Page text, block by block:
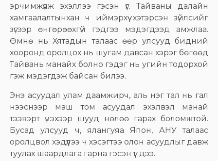
эрчимжүүлж эхэллээ гэсэн үг. Тайваны далайн
хамгаалалтынхан ч иймэрхүү хэтэрсэн зүйлсийг
зүгээр өнгөрөөхгүй гэдгээ мэдэгдээд амжлаа.
Өмнө нь Хятадын талаас өөр улсууд бидний
хооронд оролцох нь шугам давсан хэрэг бөгөөд
Тайвань манайх болно гэдэг нь угийн тодорхой
гэж мэдэгдэж байсан билээ.
Энэ асуудал улам даамжирч, аль нэг тал нь гал
нээснээр маш том асуудал эхэлвэл манай
тээвэрт үнэхээр шууд нөлөө гарах боломжтой.
Бусад улсууд ч, ялангуяа Япон, АНУ талаас
оролцвол хэдүүлээ ч хэсэгтээ олон асуудлыг давж
туулах шаардлага гарна гэсэн үг дээ.